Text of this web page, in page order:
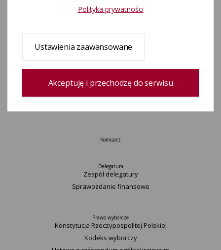
Wydarzenia
Uchwały
Zamówienia publiczne
Okręgi wyborcze i obwody głosowania
Konkurs „Wybieram Wybory”
Komisarz
Delegatura
Zespół delegatury
Sprawozdanie finansowe
Prawo wyborcze
Konstytucja Rzeczypospolitej Polskiej​
Kodeks wyborczy
Polityka prywatności
Ustawienia zaawansowane
Akceptuję i przechodzę do serwisu